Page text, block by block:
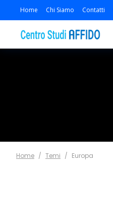
Home Chi Siamo Contatti
Home / Temi / Europa